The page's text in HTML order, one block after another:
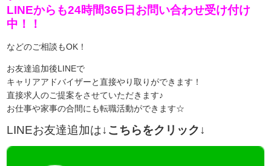
LINEからも24時間365日お問い合わせ受け付け
中！！
などのご相談もOK！
お友達追加後LINEで
キャリアアドバイザーと直接やり取りができます！
直接求人のご提案をさせていただきます♪
お仕事や家事の合間にも転職活動ができます☆
LINEお友達追加は↓こちらをクリック↓